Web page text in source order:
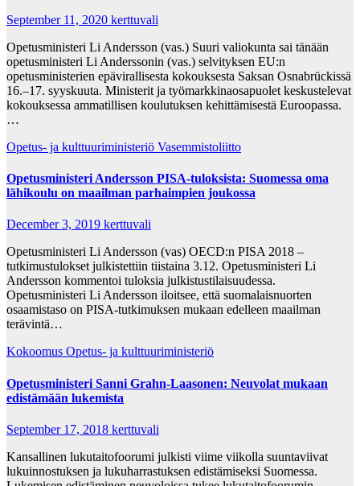
September 11, 2020 kerttuvali
Opetusministeri Li Andersson (vas.) Suuri valiokunta sai tänään
opetusministeri Li Anderssonin (vas.) selvityksen EU:n
opetusministerien epävirallisesta kokouksesta Saksan Osnabrückissä
16.–17. syyskuuta. Ministerit ja työmarkkinaosapuolet keskustelevat
kokouksessa ammatillisen koulutuksen kehittämisestä Euroopassa.
…
Opetus- ja kulttuuriministeriö Vasemmistoliitto
Opetusministeri Andersson PISA-tuloksista: Suomessa oma
lähikoulu on maailman parhaimpien joukossa
December 3, 2019 kerttuvali
Opetusministeri Li Andersson (vas) OECD:n PISA 2018 –
tutkimustulokset julkistettiin tiistaina 3.12. Opetusministeri Li
Andersson kommentoi tuloksia julkistustilaisuudessa.
Opetusministeri Li Andersson iloitsee, että suomalaisnuorten
osaamistaso on PISA-tutkimuksen mukaan edelleen maailman
terävintä…
Kokoomus Opetus- ja kulttuuriministeriö
Opetusministeri Sanni Grahn-Laasonen: Neuvolat mukaan
edistämään lukemista
September 17, 2018 kerttuvali
Kansallinen lukutaitofoorumi julkisti viime viikolla suuntaviivat
lukuinnostuksen ja lukuharrastuksen edistämiseksi Suomessa.